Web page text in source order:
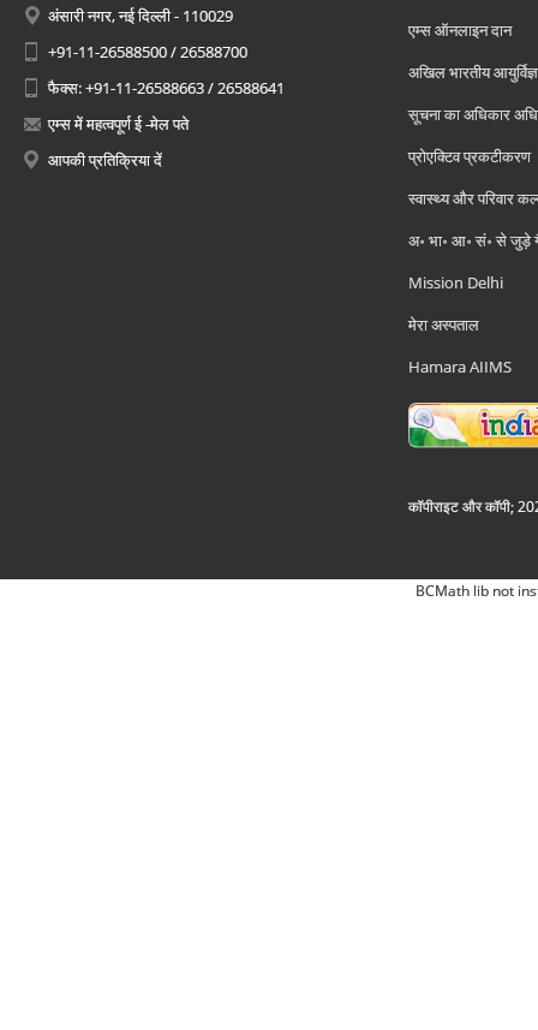
अंसारी नगर, नई दिल्ली - 110029
+91-11-26588500 / 26588700
फैक्स: +91-11-26588663 / 26588641
एम्स में महत्वपूर्ण ई -मेल पते
आपकी प्रतिक्रिया दें
एम्स ऑनलाइन दान
अखिल भारतीय
सूचना का अधिकार
प्रोएक्टिव प्रकटीकरण
स्वास्थ्य और परिवार
अ॰ भा॰ आ॰ सं॰ से जुड़े
Mission Delhi
मेरा अस्पताल
Hamara AIIMS
कॉपीराइट और कॉपी;
BCMath lib not